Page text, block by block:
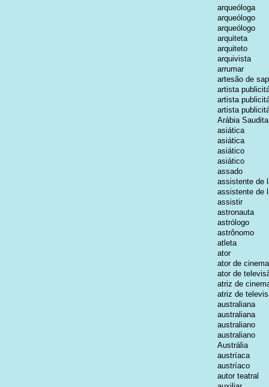
arqueóloga
arqueólogo
arqueólogo
arquiteta
arquiteto
arquivista
arrumar
artesão de
artista
artista
artista
Arábia Saudita
asiática
asiática
asiático
asiático
assado
assistente de
assistente de
assistir
astronauta
astrólogo
astrônomo
atleta
ator
ator de cinema
ator de
atriz de
atriz de
australiana
australiana
australiano
australiano
Austrália
austríaca
austríaco
autor teatral